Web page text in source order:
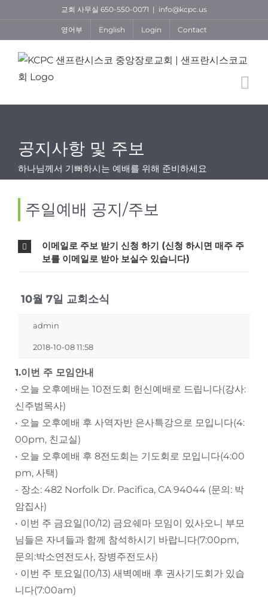
content
교회 사무실 650-550-0071 | info@kcpc.us
영어부 English Login Contact
공지사항 및 주보
하나님께서 기뻐하시는 예배를 위해 준비하세요
주일예배 공지/주보
이메일로 주보 받기 신청 하기 (신청 하시면 매주 주
보를 이메일로 받아 보실수 있습니다)
10월 7일 교회소식
admin
2018-10-08 11:58
1.이번 주 모임안내
• 오늘 오후예배는 10전도회 헌신예배로 드립니다(강사:
신주범목사)
• 오늘 오후예배 후 사역자반 은사특강으로 모입니다(4:
00pm, 친교실)
• 오늘 오후예배 후 8전도회는 기도회로 모입니다(4:00
pm, 사택)
- 장소: 482 Norfolk Dr. Pacifica, CA 94044 (문의: 박
암집사)
• 이번 주 금요일(10/12) 금요쉐마 모임이 있사오니 부모
님들은 자녀들과 함께 참석하시기 바랍니다(7:00pm,
문의:박소연전도사, 장병주전도사)
• 이번 주 토요일(10/13) 새벽예배 후 권사기도회가 있습
니다(7:00am)